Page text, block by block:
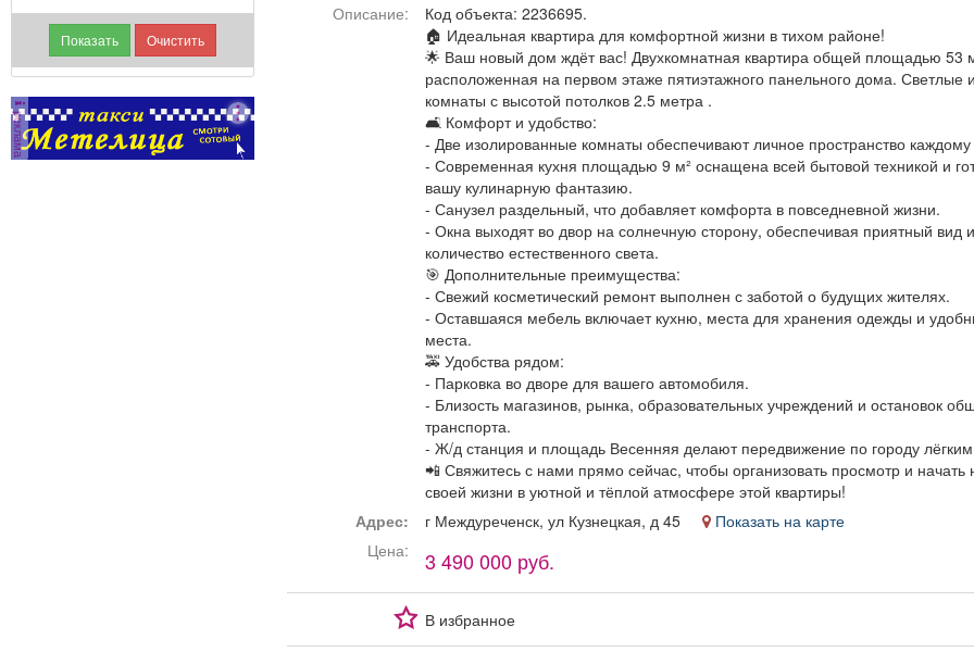
отдыха, коридоров и
служебных помещений.
-Выполнение
отдельных поручений
администраторов.
Условия: График:
Сменный Занятость:
Постоянная Способ
оформления: Трудовой
договор Количество
рабочих часов в день: 8
Частота выплат:
Дважды в месяц Сфера
деятельности
компании: Гостиничный
бизнес и туризм Смены:
2/2 Рабочее место:
Гостиница
реклама
Описание:
Код объекта: 2236695.
🏠 Идеальная квартира для комфортной жизни в тихом районе!
🌟 Ваш новый дом ждёт вас! Двухкомнатная квартира общей площадью 53
расположенная на первом этаже пятиэтажного панельного дома. Светлые
комнаты с высотой потолков 2.5 метра .
🛋️ Комфорт и удобство:
- Две изолированные комнаты обеспечивают личное пространство
- Современная кухня площадью 9 м² оснащена всей бытовой техникой и
вашу кулинарную фантазию.
- Санузел раздельный, что добавляет комфорта в повседневной жизни.
- Окна выходят во двор на солнечную сторону, обеспечивая приятный вид
количество естественного света.
🎯 Дополнительные преимущества:
- Свежий косметический ремонт выполнен с заботой о будущих жителях.
- Оставшаяся мебель включает кухню, места для хранения одежды и
места.
🚕 Удобства рядом:
- Парковка во дворе для вашего автомобиля.
- Близость магазинов, рынка, образовательных учреждений и остановок
транспорта.
- Ж/д станция и площадь Весенняя делают передвижение по городу
📲 Свяжитесь с нами прямо сейчас, чтобы организовать просмотр и начать
своей жизни в уютной и тёплой атмосфере этой квартиры!
Адрес:
г Междуреченск, ул Кузнецкая, д 45
Показать на карте
Цена:
3 490 000 руб.
В избранное